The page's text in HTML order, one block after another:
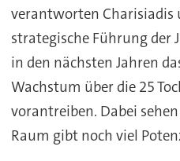
verantworten Charisiadis
strategische Führung der
in den nächsten Jahren
Wachstum über die 25
vorantreiben. Dabei
Raum gibt noch viel